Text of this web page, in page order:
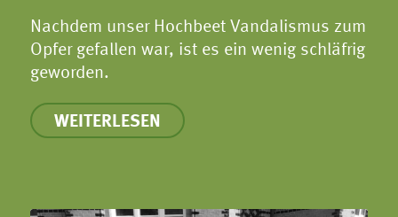
Nachdem unser Hochbeet Vandalismus zum
Opfer gefallen war, ist es ein wenig schläfrig
geworden.
WEITERLESEN